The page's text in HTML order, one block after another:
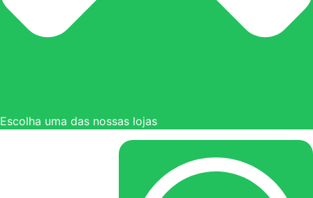
Escolha uma das nossas lojas